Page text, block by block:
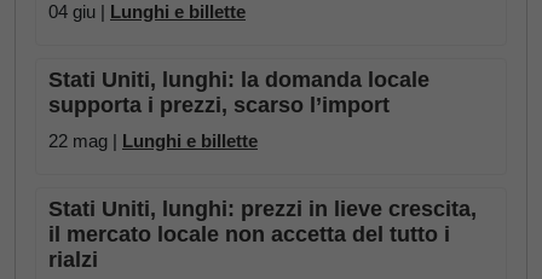
04 giu | Lunghi e billette
Stati Uniti, lunghi: la domanda locale
supporta i prezzi, scarso l’import
22 mag | Lunghi e billette
Stati Uniti, lunghi: prezzi in lieve crescita,
il mercato locale non accetta del tutto i
rialzi